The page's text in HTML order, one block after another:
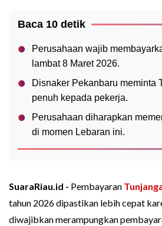
Baca 10 detik
Perusahaan wajib
lambat 8 Maret 2026.
Disnaker Pekanbaru meminta
penuh kepada pekerja.
Perusahaan diharapkan
di momen Lebaran ini.
SuaraRiau.id - Pembayaran
tahun 2026 dipastikan lebih cepat
diwajibkan merampungkan